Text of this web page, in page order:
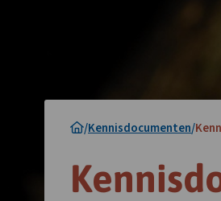
/Kennisdocumenten/